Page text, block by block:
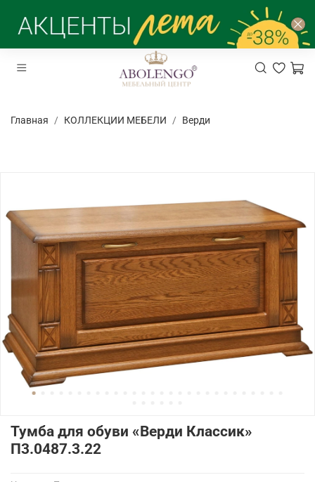
Главная КОЛЛЕКЦИИ МЕБЕЛИ Верди
Тумба для обуви «Верди Классик»
П3.0487.3.22